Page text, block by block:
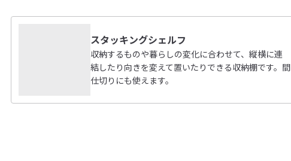
スタッキングシェルフ
収納するものや暮らしの変化に合わせて、縦横に連
結したり向きを変えて置いたりできる収納棚です。間
仕切りにも使えます。